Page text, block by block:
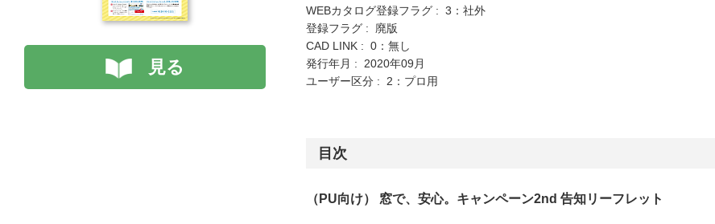
見る
WEBカタログ登録フラグ : 3：社外
登録フラグ : 廃版
CAD LINK : 0：無し
発行年月 : 2020年09月
ユーザー区分 : 2：プロ用
目次
（PU向け） 窓で、安心。キャンペーン2nd 告知リーフレット